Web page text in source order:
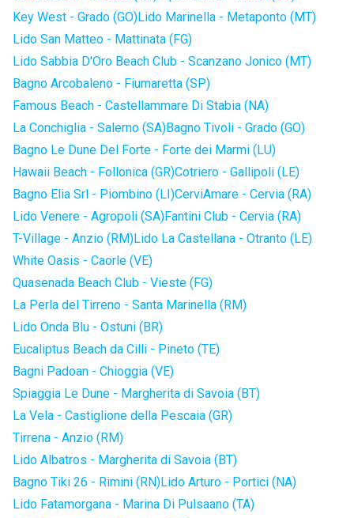
Key West - Grado (GO)Lido Marinella - Metaponto (MT)
Lido San Matteo - Mattinata (FG)
Lido Sabbia D'Oro Beach Club - Scanzano Jonico (MT)
Bagno Arcobaleno - Fiumaretta (SP)
Famous Beach - Castellammare Di Stabia (NA)
La Conchiglia - Salerno (SA)Bagno Tivoli - Grado (GO)
Bagno Le Dune Del Forte - Forte dei Marmi (LU)
Hawaii Beach - Follonica (GR)Cotriero - Gallipoli (LE)
Bagno Elia Srl - Piombino (LI)CerviAmare - Cervia (RA)
Lido Venere - Agropoli (SA)Fantini Club - Cervia (RA)
T-Village - Anzio (RM)Lido La Castellana - Otranto (LE)
White Oasis - Caorle (VE)
Quasenada Beach Club - Vieste (FG)
La Perla del Tirreno - Santa Marinella (RM)
Lido Onda Blu - Ostuni (BR)
Eucaliptus Beach da Cilli - Pineto (TE)
Bagni Padoan - Chioggia (VE)
Spiaggia Le Dune - Margherita di Savoia (BT)
La Vela - Castiglione della Pescaia (GR)
Tirrena - Anzio (RM)
Lido Albatros - Margherita di Savoia (BT)
Bagno Tiki 26 - Rimini (RN)Lido Arturo - Portici (NA)
Lido Fatamorgana - Marina Di Pulsaano (TA)